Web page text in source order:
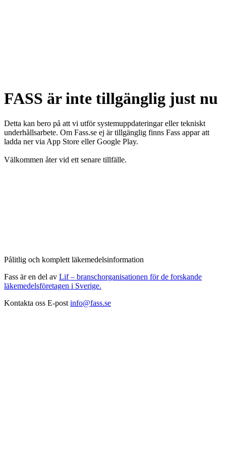
FASS är inte tillgänglig just nu
Detta kan bero på att vi utför systemuppdateringar eller tekniskt
underhållsarbete. Om Fass.se ej är tillgänglig finns Fass appar att
ladda ner via App Store eller Google Play.
Välkommen åter vid ett senare tillfälle.
Pålitlig och komplett läkemedelsinformation
Fass är en del av Lif – branschorganisationen för de forskande
läkemedelsföretagen i Sverige.
Kontakta oss E-post info@fass.se